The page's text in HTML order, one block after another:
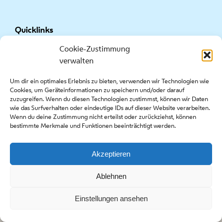
Cookie-Zustimmung
verwalten
Um dir ein optimales Erlebnis zu bieten, verwenden wir Technologien wie
Cookies, um Geräteinformationen zu speichern und/oder darauf
zuzugreifen. Wenn du diesen Technologien zustimmst, können wir Daten
wie das Surfverhalten oder eindeutige IDs auf dieser Website verarbeiten.
Wenn du deine Zustimmung nicht erteilst oder zurückziehst, können
bestimmte Merkmale und Funktionen beeinträchtigt werden.
Akzeptieren
Ablehnen
Einstellungen ansehen
Quicklinks
Copyright stadt wien marketing gmbh | Impressum
Datenschutzerklärung & Cookie-Richtlinie
FacebookInstagram